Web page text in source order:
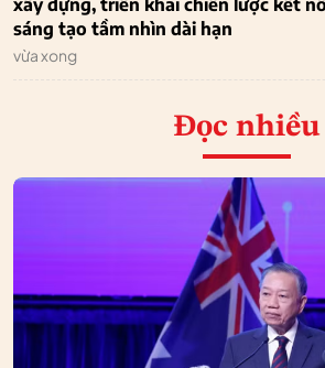
xây dựng, triển khai chiến lược kết
sáng tạo tầm nhìn dài hạn
vừa xong
Đọc nhiều